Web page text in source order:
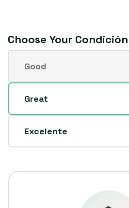
Choose Your Condición
Condición
Good
Variante
agotada
no
disponible
Great
Excelente